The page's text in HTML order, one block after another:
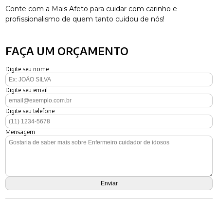
Conte com a Mais Afeto para cuidar com carinho e
profissionalismo de quem tanto cuidou de nós!
FAÇA UM ORÇAMENTO
Digite seu nome
Digite seu email
Digite seu telefone
Mensagem